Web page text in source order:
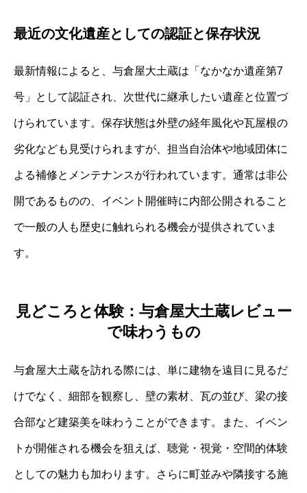
最近の文化遺産としての認証と保存状況
最新情報によると、与倉屋大土蔵は「なかなか遺産第7
号」として認証され、次世代に継承したい遺産と位置づ
けられています。保存状態は外壁の経年風化や瓦屋根の
劣化なども見受けられますが、担当自治体や地域団体に
よる補修とメンテナンスが行われています。通常は非公
開であるものの、イベント開催時に内部公開されること
で一般の人も歴史に触れられる機会が提供されていま
す。
見どころと体験：与倉屋大土蔵レビュー
で味わうもの
与倉屋大土蔵を訪れる際には、単に建物を遠目に見るだ
けでなく、細部を観察し、壁の素材、瓦の並び、梁の接
合部など建築美を味わうことができます。また、イベン
トが開催される機会を狙えば、聴覚・視覚・空間的体験
としての魅力も加わります。さらに町並みや隣接する施